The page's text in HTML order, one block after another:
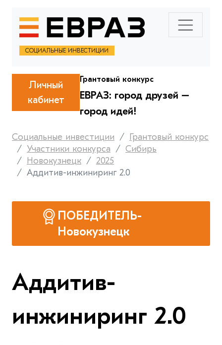
СОЦИАЛЬНЫЕ ИНВЕСТИЦИИ
Личный
кабинет
Грантовый конкурс
ЕВРАЗ: город друзей –
город идей!
Социальные инвестиции
Грантовый конкурс
Участники конкурса
Сибирь
Новокузнецк
2025
Аддитив-инжиниринг 2.0
ПОБЕДИТЕЛЬ-
Новокузнецк
Аддитив-
инжиниринг 2.0